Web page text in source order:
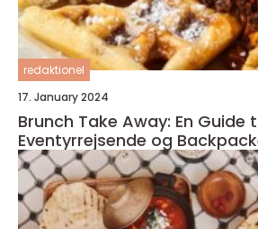
redaktionel
17. January 2024
Brunch Take Away: En Guide
Eventyrrejsende og